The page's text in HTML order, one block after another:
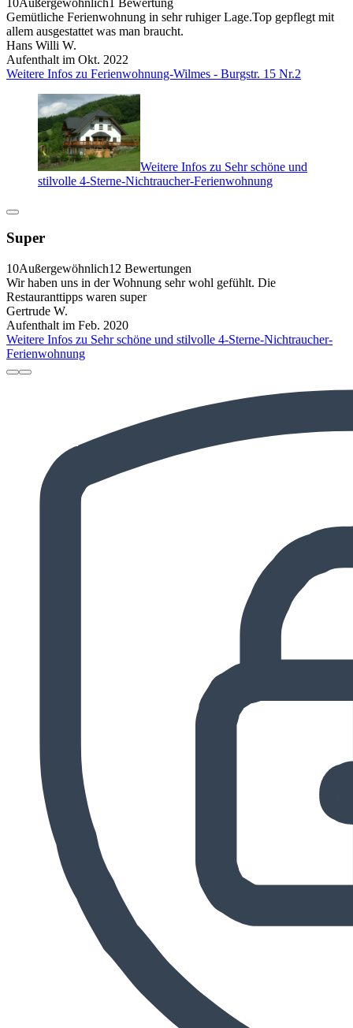
10Außergewöhnlich1 Bewertung
Gemütliche Ferienwohnung in sehr ruhiger Lage.Top gepflegt mit
allem ausgestattet was man braucht.
Hans Willi W.
Aufenthalt im Okt. 2022
Weitere Infos zu Ferienwohnung-Wilmes - Burgstr. 15 Nr.2
Weitere Infos zu Sehr schöne und
stilvolle 4-Sterne-Nichtraucher-Ferienwohnung
Super
10Außergewöhnlich12 Bewertungen
Wir haben uns in der Wohnung sehr wohl gefühlt. Die
Restauranttipps waren super
Gertrude W.
Aufenthalt im Feb. 2020
Weitere Infos zu Sehr schöne und stilvolle 4-Sterne-Nichtraucher-
Ferienwohnung